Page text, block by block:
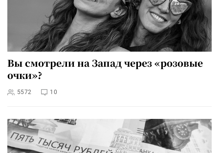
Вы смотрели на Запад через «розовые
очки»?
5572 10